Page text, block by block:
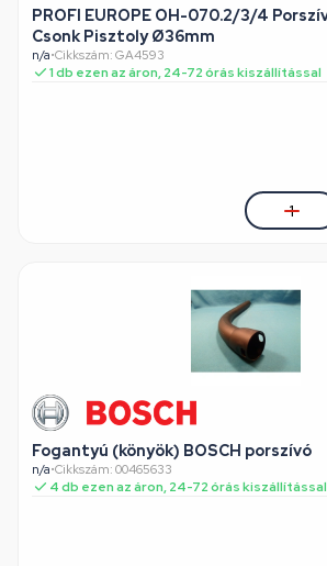
PROFI EUROPE OH-070.2/3/4
Csonk Pisztoly Ø36mm
n/a•Cikkszám: GA4593
1 db ezen az áron, 24-72 órás kiszállítással
Fogantyú (könyök) BOSCH porszívó
n/a•Cikkszám: 00465633
4 db ezen az áron, 24-72 órás kiszállítással